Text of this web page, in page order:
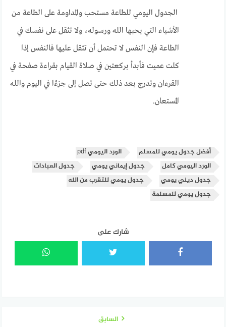
الجدول اليومي للطاعة مستحب والمداومة على الطاعة من
الأشياء التي يحبها الله ورسوله، ولا تثقل على نفسك في
الطاعة فإن النفس لا تحتمل أن تثقل عليها فالنفس إذا
كلت عميت فأبدأ بركعتين في صلاة القيام بقراءة صفحة في
القرءان وتدرج بعد ذلك حتى تصل إلى جزءًا في اليوم والله
المستعان.
أفضل جدول يومي للمسلم
الورد اليومي pdf
الورد اليومي كامل
جدول إيماني يومي
جدول العبادات
جدول ديني يومي
جدول يومي للتقرب من الله
جدول يومي للمسلمة
شارك على
السابق